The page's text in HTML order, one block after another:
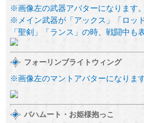
※画像左の武器アバターになります。
※メイン武器が「アックス」「ロッ
「聖剣」「ランス」の時、戦闘中も
フォーリンブライトウィング
※画像左のマントアバターになります
バハムート・お姫様抱っこ